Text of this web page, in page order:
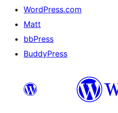
WordPress.com
Matt
bbPress
BuddyPress